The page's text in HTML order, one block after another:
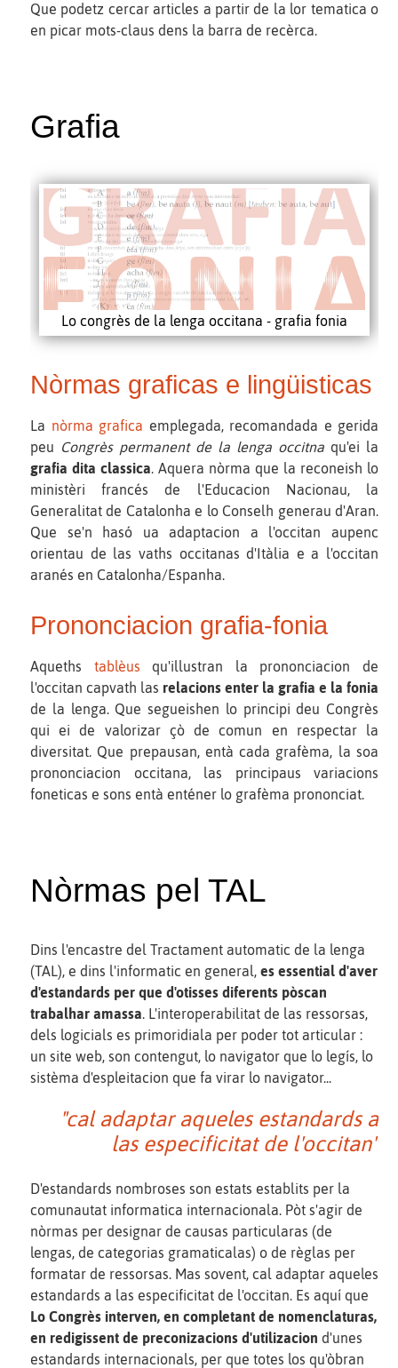
Que podetz cercar articles a partir de la lor tematica o
en picar mots-claus dens la barra de recèrca.
Grafia
Lo congrès de la lenga occitana - grafia fonia
Nòrmas graficas e lingüisticas
La nòrma grafica emplegada, recomandada e gerida
peu Congrès permanent de la lenga occitna qu'ei la
grafia dita classica. Aquera nòrma que la reconeish lo
ministèri francés de l'Educacion Nacionau, la
Generalitat de Catalonha e lo Conselh generau d'Aran.
Que se'n hasó ua adaptacion a l'occitan aupenc
orientau de las vaths occitanas d'Itàlia e a l'occitan
aranés en Catalonha/Espanha.
Prononciacion grafia-fonia
Aqueths tablèus qu'illustran la prononciacion de
l'occitan capvath las relacions enter la grafia e la fonia
de la lenga. Que segueishen lo principi deu Congrès
qui ei de valorizar çò de comun en respectar la
diversitat. Que prepausan, entà cada grafèma, la soa
prononciacion occitana, las principaus variacions
foneticas e sons entà enténer lo grafèma prononciat.
Nòrmas pel TAL
Dins l'encastre del Tractament automatic de la lenga
(TAL), e dins l'informatic en general, es essential d'aver
d'estandards per que d'otisses diferents pòscan
trabalhar amassa. L'interoperabilitat de las ressorsas,
dels logicials es primoridiala per poder tot articular :
un site web, son contengut, lo navigator que lo legís, lo
sistèma d'espleitacion que fa virar lo navigator...
"cal adaptar aqueles estandards a
las especificitat de l'occitan"
D'estandards nombroses son estats establits per la
comunautat informatica internacionala. Pòt s'agir de
nòrmas per designar de causas particularas (de
lengas, de categorias gramaticalas) o de règlas per
formatar de ressorsas. Mas sovent, cal adaptar aqueles
estandards a las especificitat de l'occitan. Es aquí que
Lo Congrès interven, en completant de nomenclaturas,
en redigissent de preconizacions d'utilizacion d'unes
estandards internacionals, per que totes los qu'òbran